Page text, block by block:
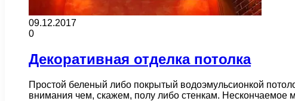
09.12.2017
0
Декоративная отделка потолка
Простой беленый либо покрытый водоэмульсионкой
внимания чем, скажем, полу либо стенкам.